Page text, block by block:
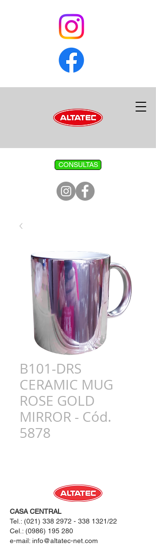
CONSULTAS
B101-DRS
CERAMIC MUG
ROSE GOLD
MIRROR - Cód.
5878
CASA CENTRAL
Tel.: (021) 338 2972 - 338 1321/22
Cel.: (0986) 195 280
e-mail: info@altatec-net.com